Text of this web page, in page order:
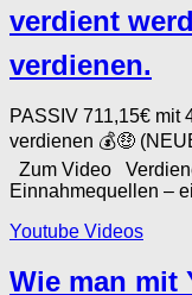
verdient
verdienen.
PASSIV 711,15€ mit
verdienen 💰🤑
Zum Video
Einnahmequellen –
Youtube Videos
Wie man mit